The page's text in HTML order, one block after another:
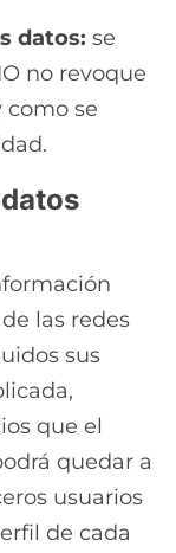
datos: se
no revoque
se
las redes
sus
que el
quedar a
usuarios
de cada